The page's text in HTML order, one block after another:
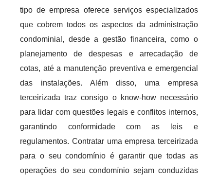
tipo de empresa oferece serviços especializados
que cobrem todos os aspectos da administração
condominial, desde a gestão financeira, como o
planejamento de despesas e arrecadação de
cotas, até a manutenção preventiva e emergencial
das instalações. Além disso, uma empresa
terceirizada traz consigo o know-how necessário
para lidar com questões legais e conflitos internos,
garantindo conformidade com as leis e
regulamentos. Contratar uma empresa terceirizada
para o seu condomínio é garantir que todas as
operações do seu condomínio sejam conduzidas